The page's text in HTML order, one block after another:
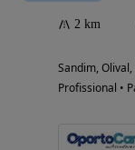
2 km
Sandim,
Profissional •